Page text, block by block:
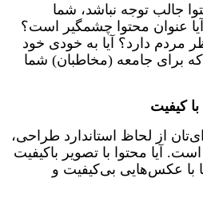
جالب توجه نباشد، شما
آیا عنوان محتوا چشمگیر است؟
مردم دارد؟ آیا به خودی خود
برای جامعه (مخاطبان) شما
کیفیت
از لحاظ استاندارد طراحی،
آیا محتوا با تصویر باکیفیت
با عکس‌هایی بی‌کیفیت و